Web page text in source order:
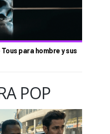
para hombre y sus
POP